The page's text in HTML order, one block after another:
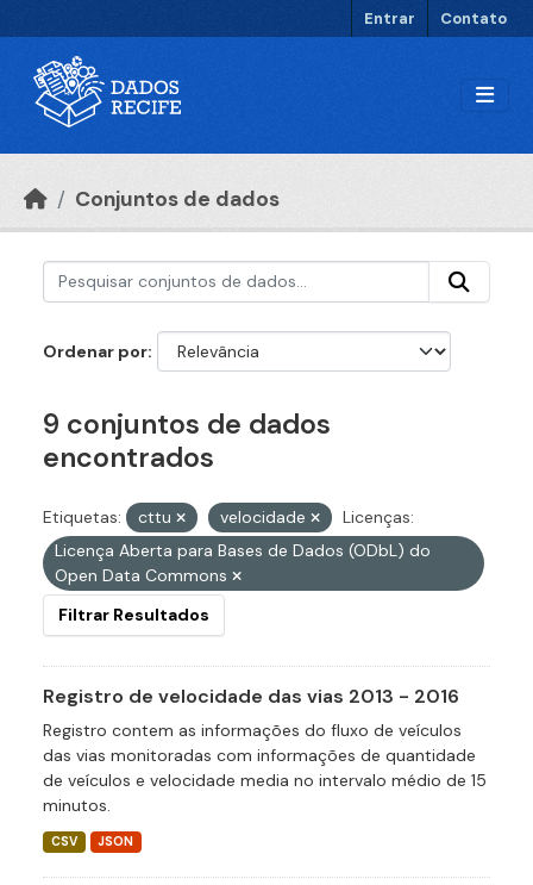
Entrar Contato
Conjuntos de dados
Ordenar por
9 conjuntos de dados
encontrados
Etiquetas: cttu velocidade
Licenças:
Licença Aberta para Bases de Dados (ODbL) do
Open Data Commons
Filtrar Resultados
Registro de velocidade das vias 2013 - 2016
Registro contem as informações do fluxo de veículos
das vias monitoradas com informações de quantidade
de veículos e velocidade media no intervalo médio de 15
minutos.
CSV JSON